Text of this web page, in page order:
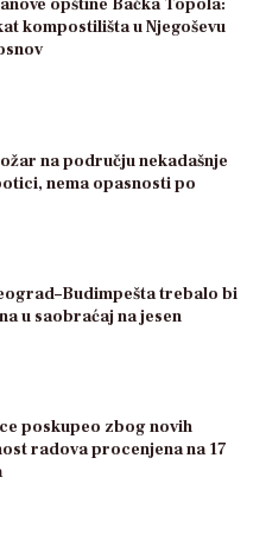
opštine Bačka Topola:
kompostilišta u Njegoševu
na području nekadašnje
nema opasnosti po
trebalo bi
u saobraćaj na jesen
poskupeo zbog novih
radova procenjena na 17